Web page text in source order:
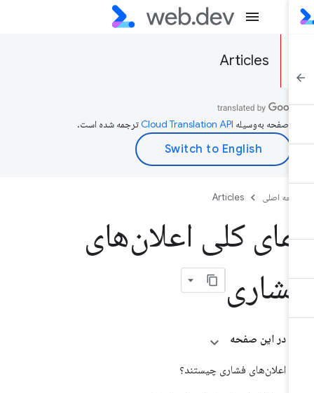
Articles
صفحه به‌وسیله ترجمه شده است.
اصلی Articles
کلی اعلان‌های
در این صفحه
اعلان‌های فشاری چیستند؟